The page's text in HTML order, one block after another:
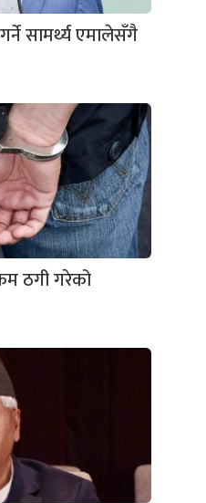
सामर्थ्य एमालेसँगै
ठगी गरेको